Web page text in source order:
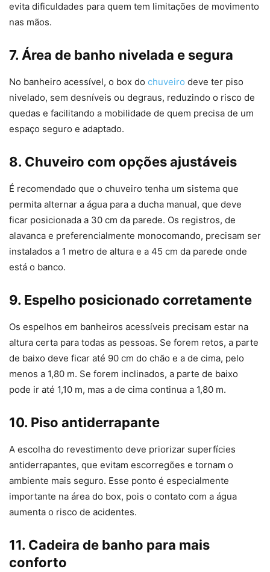
evita dificuldades para quem tem limitações de movimento
nas mãos.
7. Área de banho nivelada e segura
No banheiro acessível, o box do chuveiro deve ter piso
nivelado, sem desníveis ou degraus, reduzindo o risco de
quedas e facilitando a mobilidade de quem precisa de um
espaço seguro e adaptado.
8. Chuveiro com opções ajustáveis
É recomendado que o chuveiro tenha um sistema que
permita alternar a água para a ducha manual, que deve
ficar posicionada a 30 cm da parede. Os registros, de
alavanca e preferencialmente monocomando, precisam ser
instalados a 1 metro de altura e a 45 cm da parede onde
está o banco.
9. Espelho posicionado corretamente
Os espelhos em banheiros acessíveis precisam estar na
altura certa para todas as pessoas. Se forem retos, a parte
de baixo deve ficar até 90 cm do chão e a de cima, pelo
menos a 1,80 m. Se forem inclinados, a parte de baixo
pode ir até 1,10 m, mas a de cima continua a 1,80 m.
10. Piso antiderrapante
A escolha do revestimento deve priorizar superfícies
antiderrapantes, que evitam escorregões e tornam o
ambiente mais seguro. Esse ponto é especialmente
importante na área do box, pois o contato com a água
aumenta o risco de acidentes.
11. Cadeira de banho para mais
conforto